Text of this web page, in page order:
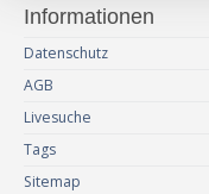
Informationen
Datenschutz
AGB
Livesuche
Tags
Sitemap